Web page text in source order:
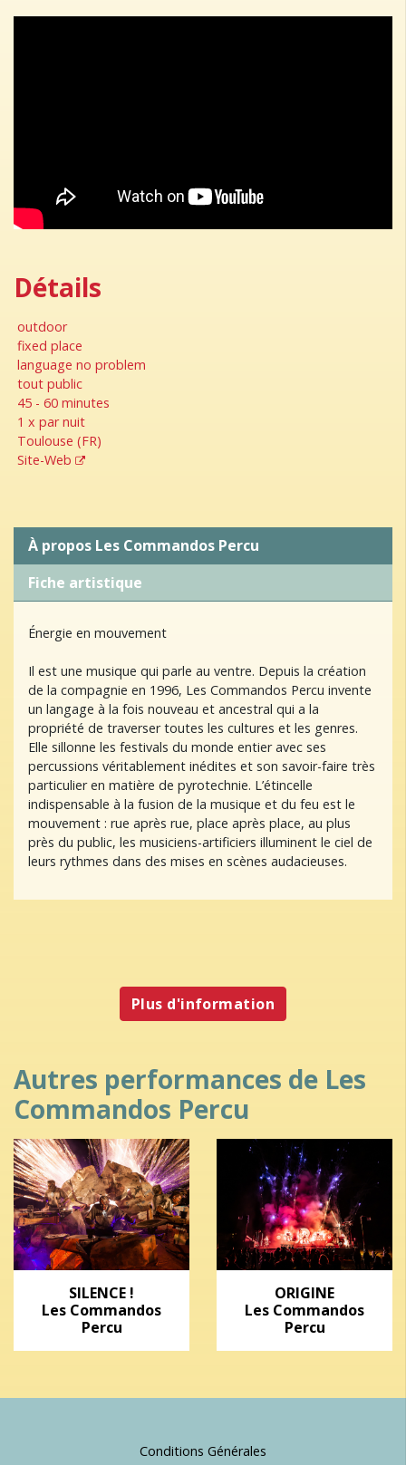
Détails
outdoor
fixed place
language no problem
tout public
45 - 60 minutes
1 x par nuit
Toulouse (FR)
Site-Web
À propos Les Commandos Percu
Fiche artistique
Énergie en mouvement
Il est une musique qui parle au ventre. Depuis la création
de la compagnie en 1996, Les Commandos Percu invente
un langage à la fois nouveau et ancestral qui a la
propriété de traverser toutes les cultures et les genres.
Elle sillonne les festivals du monde entier avec ses
percussions véritablement inédites et son savoir-faire très
particulier en matière de pyrotechnie. L’étincelle
indispensable à la fusion de la musique et du feu est le
mouvement : rue après rue, place après place, au plus
près du public, les musiciens-artificiers illuminent le ciel de
leurs rythmes dans des mises en scènes audacieuses.
Plus d'information
Autres performances de Les
Commandos Percu
SILENCE !
Les Commandos
Percu
ORIGINE
Les Commandos
Percu
Conditions Générales